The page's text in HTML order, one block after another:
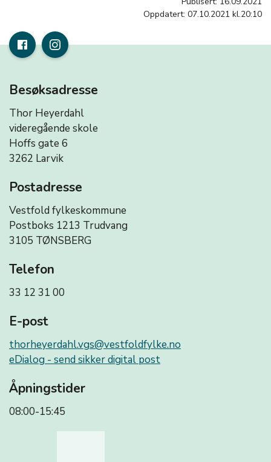
Oppdatert: 07.10.2021 kl.20:10
Besøksadresse
Thor Heyerdahl
videregående skole
Hoffs gate 6
3262 Larvik
Postadresse
Vestfold fylkeskommune
Postboks 1213 Trudvang
3105 TØNSBERG
Telefon
33 12 31 00
E-post
thorheyerdahl.vgs@vestfoldfylke.no
eDialog - send sikker digital post
Åpningstider
08:00-15:45